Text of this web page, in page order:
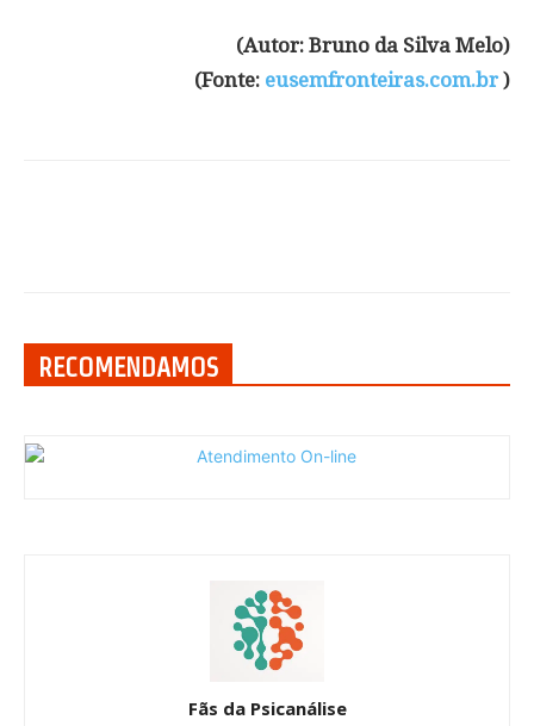
(Autor: Bruno da Silva Melo)
(Fonte: eusemfronteiras.com.br )
RECOMENDAMOS
Fãs da Psicanálise